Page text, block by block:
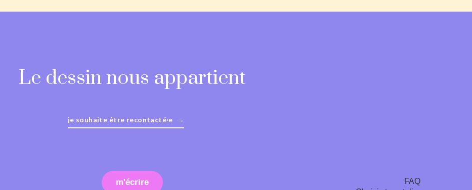
Le dessin nous appartient
je souhaite être recontacté·e
m'écrire
FAQ